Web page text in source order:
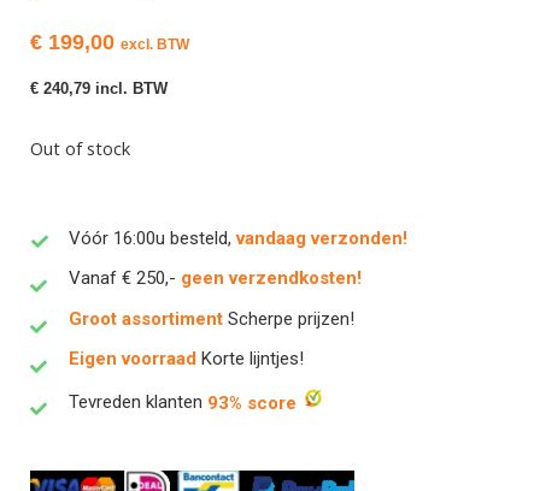
€ 199,00 excl. BTW
€ 240,79 incl. BTW
Out of stock
Vóór 16:00u besteld,vandaag verzonden!
Vanaf € 250,- geen verzendkosten!
Groot assortiment Scherpe prijzen!
Eigen voorraad Korte lijntjes!
Tevreden klanten 93% score